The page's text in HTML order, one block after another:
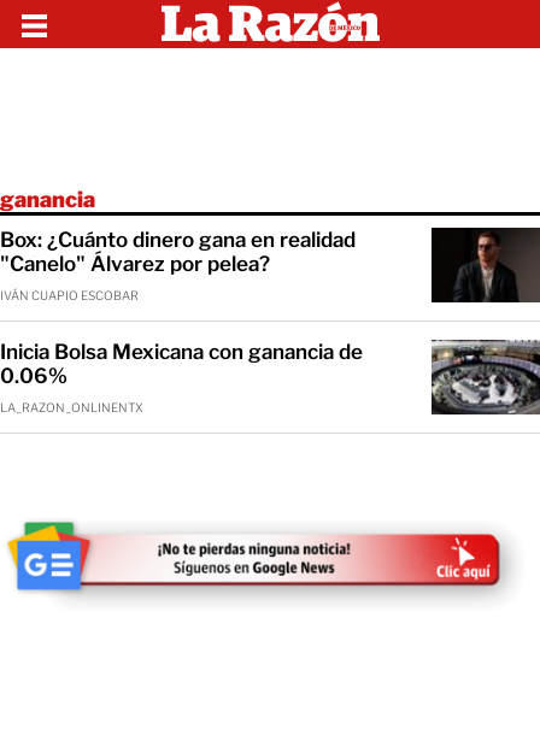
ganancia
Box: ¿Cuánto dinero gana en realidad
"Canelo" Álvarez por pelea?
IVÁN CUAPIO ESCOBAR
Inicia Bolsa Mexicana con ganancia de
0.06%
LA_RAZON_ONLINENTX